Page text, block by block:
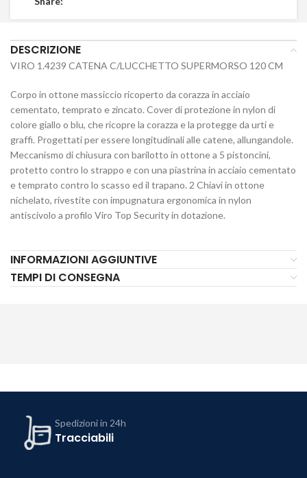
DESCRIZIONE
VIRO 1.4239 CATENA C/LUCCHETTO SUPERMORSO 120 CM
Corpo in ottone massiccio ricoperto da corazza in acciaio
cementato, temprato e zincato. Cover di protezione in nylon di
colore giallo o blu, che ricopre la corazza e la protegge da urti e
graffi. Progettati per essere longitudinali alle catene, allungandole.
Meccanismo di chiusura con barilotto in ottone a 5 pistoncini,
protetto contro lo strappo e con una piastrina in acciaio cementato
e temprato contro lo scasso ed il trapano. 2 Chiavi in ottone
nichelato, rivestite con impugnatura ergonomica in nylon
antiscivolo a profilo Viro Top Security in dotazione.
INFORMAZIONI AGGIUNTIVE
TEMPI DI CONSEGNA
Spedizioni in 24h
Tracciabili